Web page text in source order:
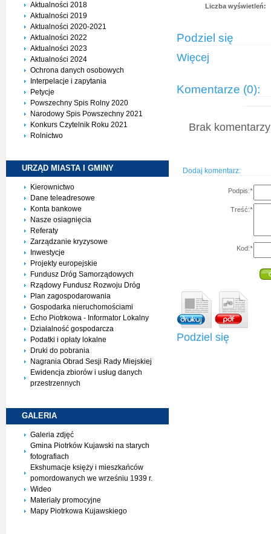
Aktualności 2018
Aktualności 2019
Aktualności 2020-2021
Aktualności 2022
Aktualności 2023
Aktualności 2024
Ochrona danych osobowych
Interpelacje i zapytania
Petycje
Powszechny Spis Rolny 2020
Narodowy Spis Powszechny 2021
Konkurs Czytelnik Roku 2021
Rolnictwo
URZĄD MIASTA I GMINY
Kierownictwo
Dane teleadresowe
Konta bankowe
Nasze osiagnięcia
Referaty
Zarządzanie kryzysowe
Inwestycje
Projekty europejskie
Fundusz Dróg Samorządowych
Rządowy Fundusz Rozwoju Dróg
Plan zagospodarowania
Gospodarka nieruchomościami
Echo Piotrkowa - Informator Lokalny
Działalność gospodarcza
Podatki i opłaty lokalne
Druki do pobrania
Nagrania Obrad Sesji Rady Miejskiej
Ewidencja zbiorów i usług danych
przestrzennych
GALERIA
Galeria zdjęć
Gmina Piotrków Kujawski na starych
fotografiach
Ekshumacje księży i mieszkańców
pomordowanych we wrześniu 1939 r.
Wideo
Materiały promocyjne
Mapy Piotrkowa Kujawskiego
Liczba wyświetleń:
Podziel się
Więcej
Komentarze (0):
Brak
Dodaj komentarz:
Podpis:*
Treść:*
Kod:*
Podziel się